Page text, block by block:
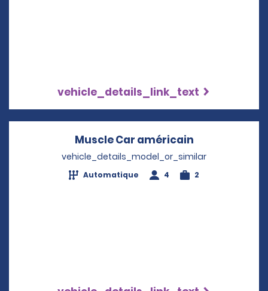
vehicle_details_link_text
Muscle Car américain
vehicle_details_model_or_similar
Automatique 4 2